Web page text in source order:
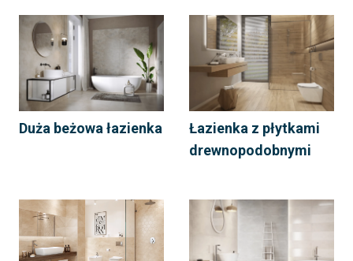
Duża beżowa łazienka
Łazienka z płytkami
drewnopodobnymi